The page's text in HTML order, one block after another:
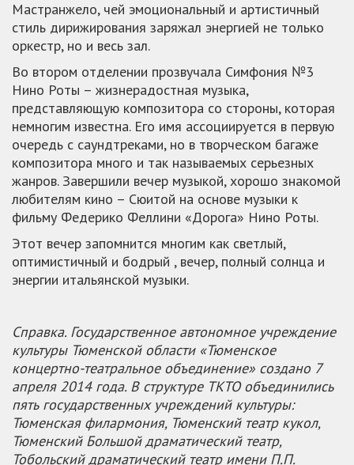
Мастранжело, чей эмоциональный и артистичный
стиль дирижирования заряжал энергией не только
оркестр, но и весь зал.
Во втором отделении прозвучала Симфония №3
Нино Роты – жизнерадостная музыка,
представляющую композитора со стороны, которая
немногим известна. Его имя ассоциируется в первую
очередь с саундтреками, но в творческом багаже
композитора много и так называемых серьезных
жанров. Завершили вечер музыкой, хорошо знакомой
любителям кино – Сюитой на основе музыки к
фильму Федерико Феллини «Дорога» Нино Роты.
Этот вечер запомнится многим как светлый,
оптимистичный и бодрый , вечер, полный солнца и
энергии итальянской музыки.
Справка. Государственное автономное учреждение
культуры Тюменской области «Тюменское
концертно-театральное объединение» создано 7
апреля 2014 года. В структуре ТКТО объединились
пять государственных учреждений культуры:
Тюменская филармония, Тюменский театр кукол,
Тюменский Большой драматический театр,
Тобольский драматический театр имени П.П.